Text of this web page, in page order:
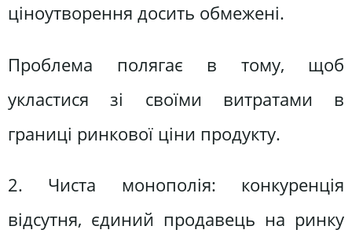
ціноутворення досить обмежені.
Проблема полягає в тому, щоб
укластися зі своїми витратами в
границі ринкової ціни продукту.
2. Чиста монополія: конкуренція
відсутня, єдиний продавець на ринку